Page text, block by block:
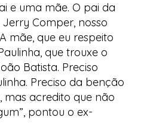
e uma mãe. O pai da
Comper, nosso
mãe, que eu respeito
que trouxe o
Batista. Preciso
Preciso da benção
acredito que não
pontou o ex-